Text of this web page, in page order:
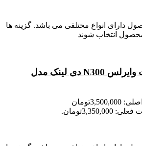
دارای انواع مختلفی می باشد. گزینه ها
انتخاب شوند
روتر و اکسس پوینت وایرلس N300 دی لینک مدل
قیمت اصلی: 3,500,000تومان
3,350,000تومان.